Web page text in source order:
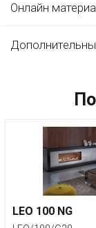
Онлайн
LEO 100 NG